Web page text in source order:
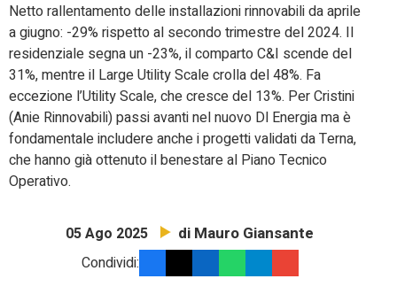
Netto rallentamento delle installazioni rinnovabili da aprile
a giugno: -29% rispetto al secondo trimestre del 2024. Il
residenziale segna un -23%, il comparto C&I scende del
31%, mentre il Large Utility Scale crolla del 48%. Fa
eccezione l’Utility Scale, che cresce del 13%. Per Cristini
(Anie Rinnovabili) passi avanti nel nuovo Dl Energia ma è
fondamentale includere anche i progetti validati da Terna,
che hanno già ottenuto il benestare al Piano Tecnico
Operativo.
05 Ago 2025 di Mauro Giansante
Condividi: